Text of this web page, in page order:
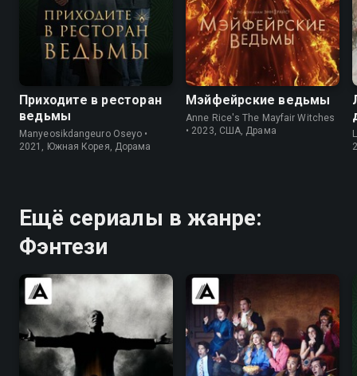
7.8 7.3
Приходите в ресторан
ведьмы
Manyeosikdangeuro Oseyo •
2021, Южная Корея, Дорама
7.2 6.2
Мэйфейрские ведьмы
Anne Rice's The Mayfair Witches
• 2023, США, Драма
Ещё сериалы в жанре:
Фэнтези